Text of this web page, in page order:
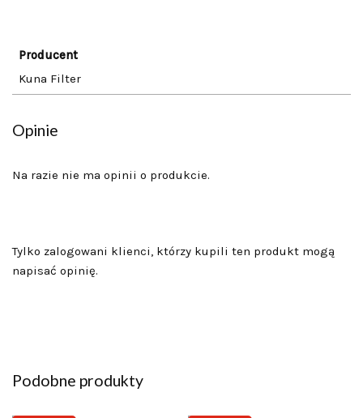
Producent
Kuna Filter
Opinie
Na razie nie ma opinii o produkcie.
Tylko zalogowani klienci, którzy kupili ten produkt mogą
napisać opinię.
Podobne produkty